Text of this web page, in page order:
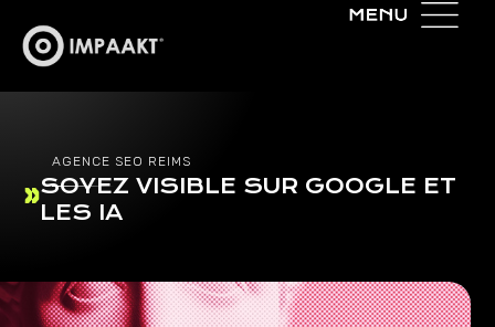
AGENCE SEO REIMS
SOYEZ VISIBLE SUR GOOGLE ET
LES IA